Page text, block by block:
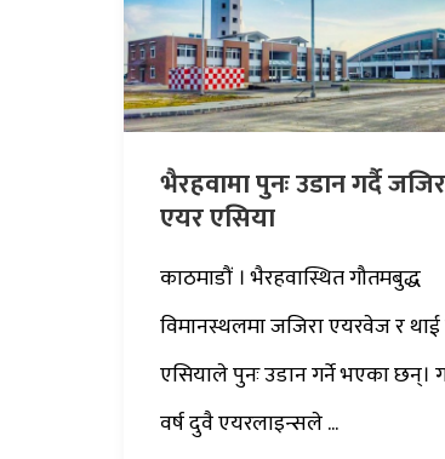
भैरहवामा पुनः उडान गर्दै
एयर एसिया
काठमाडौं । भैरहवास्थित गौतमबुद्ध
विमानस्थलमा जजिरा एयरवेज र
एसियाले पुनः उडान गर्ने भएका छन्।
वर्ष दुवै एयरलाइन्सले ...